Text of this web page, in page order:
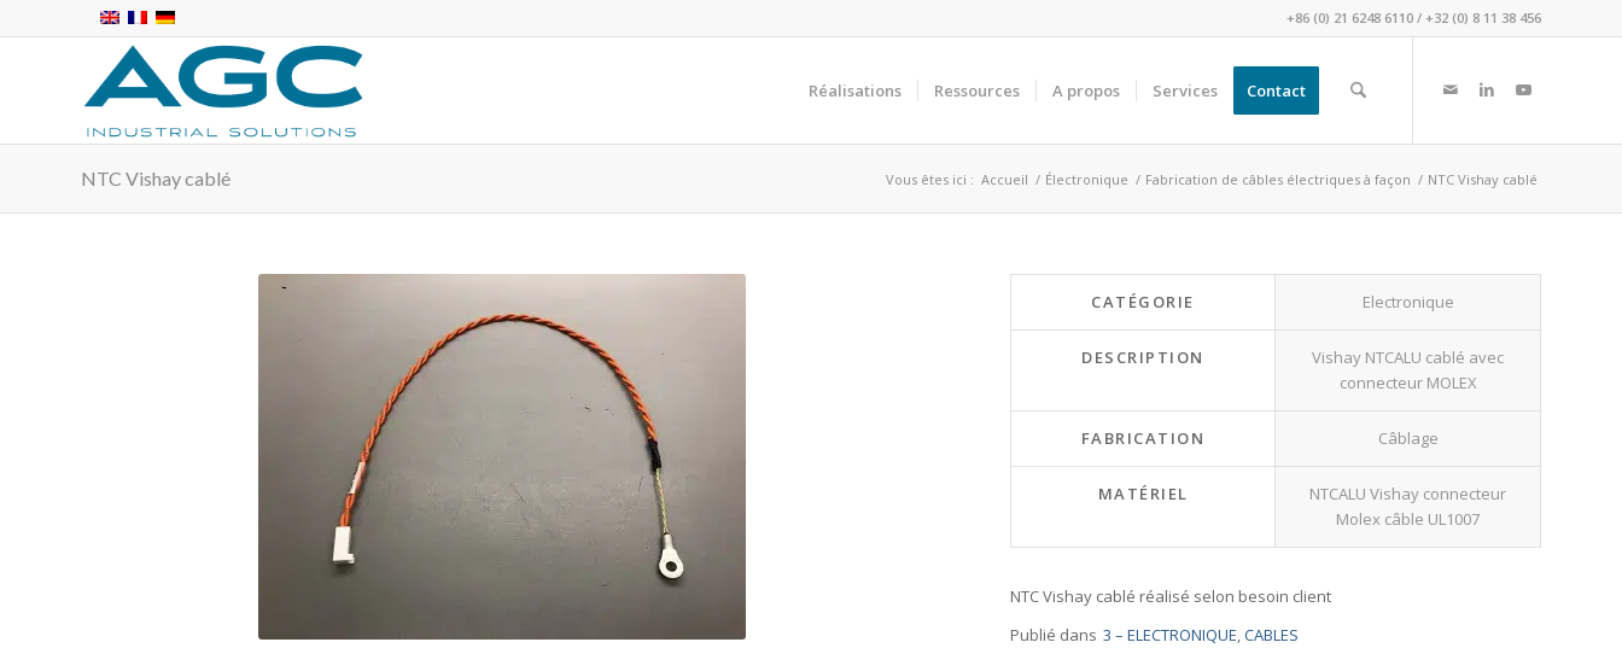
+86 (0) 21 6248 6110 / +32 (0) 8 11 38 456
Réalisations Ressources A propos Services Contact
NTC Vishay cablé Vous êtes ici : Accueil / Électronique / Fabrication de câbles électriques à façon / NTC Vishay cablé
CATÉGORIE Electronique
DESCRIPTION
Vishay NTCALU cablé avec
connecteur MOLEX
FABRICATION Câblage
MATÉRIEL
NTCALU Vishay connecteur
Molex câble UL1007
NTC Vishay cablé réalisé selon besoin client
Publié dans 3 – ELECTRONIQUE,CABLES